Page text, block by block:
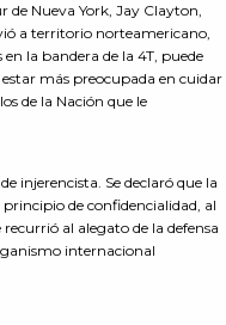
de Nueva York, Jay Clayton,
a territorio norteamericano,
la bandera de la 4T, puede
más preocupada en cuidar
de la Nación que le
injerencista. Se declaró que la
de confidencialidad, al
al alegato de la defensa
internacional